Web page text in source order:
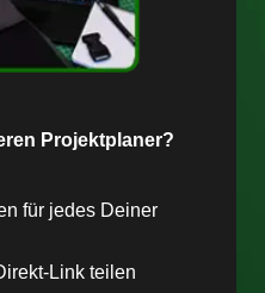
Projektplaner?
für jedes Deiner
Link teilen